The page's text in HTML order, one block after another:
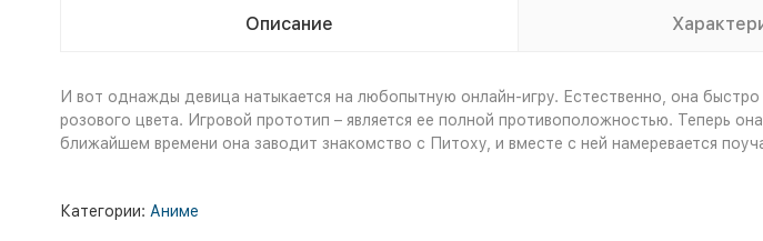
Описание
И вот однажды девица натыкается на любопытную онлайн-игру. Естественно, она
розового цвета. Игровой прототип – является ее полной противоположностью. Теперь
ближайшем времени она заводит знакомство с Питоху, и вместе с ней намеревается
Категории: Аниме